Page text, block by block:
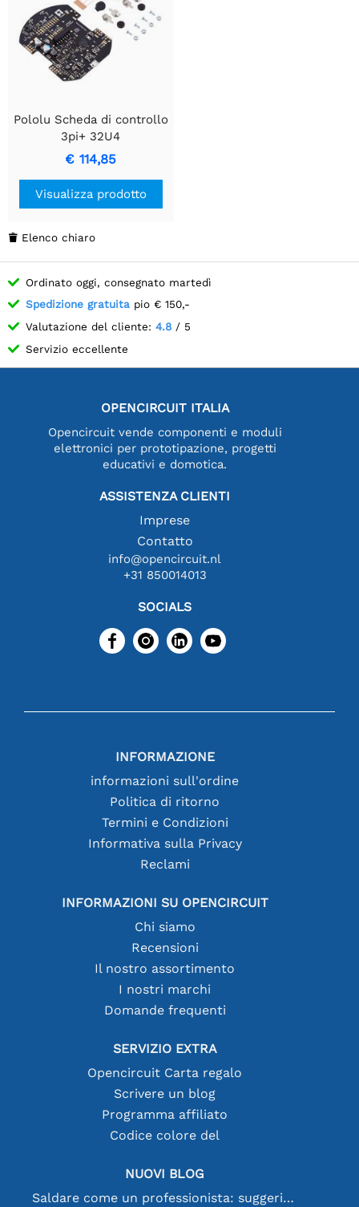
Pololu Scheda di controllo
3pi+ 32U4
€ 114,85
Visualizza prodotto
 Elenco chiaro
Ordinato oggi, consegnato martedì
Spedizione gratuita pio € 150,-
Valutazione del cliente: 4.8 / 5
Servizio eccellente
OPENCIRCUIT ITALIA
Opencircuit vende componenti e moduli
elettronici per prototipazione, progetti
educativi e domotica.
ASSISTENZA CLIENTI
Imprese
Contatto
info@opencircuit.nl
+31 850014013
SOCIALS
INFORMAZIONE
informazioni sull'ordine
Politica di ritorno
Termini e Condizioni
Informativa sulla Privacy
Reclami
INFORMAZIONI SU OPENCIRCUIT
Chi siamo
Recensioni
Il nostro assortimento
I nostri marchi
Domande frequenti
SERVIZIO EXTRA
Opencircuit Carta regalo
Scrivere un blog
Programma affiliato
Codice colore del
NUOVI BLOG
Saldare come un professionista: suggerimenti per connessioni elettroniche perfette